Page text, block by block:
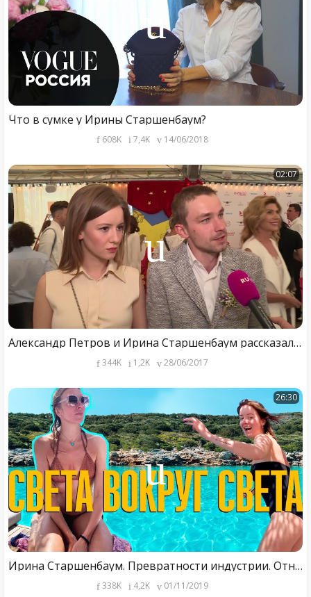
Что в сумке у Ирины Старшенбаум?
608K 7,4K 14/06/2018
02:07
Александр Петров и Ирина Старшенбаум рассказали о совместной жизни
344K 1,2K 28/06/2017
26:30
Ирина Старшенбаум. Превратности индустрии. Отношения в отношениях. Идеальный мужчина.
338K 4,2K 01/11/2019